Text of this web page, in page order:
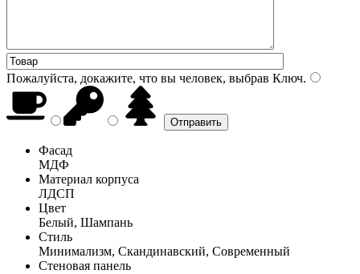
Пожалуйста, докажите, что вы человек, выбрав Ключ.
Фасад
МДФ
Материал корпуса
ЛДСП
Цвет
Белый, Шампань
Стиль
Минимализм, Скандинавский, Современный
Стеновая панель